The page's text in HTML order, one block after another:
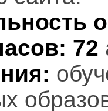
72